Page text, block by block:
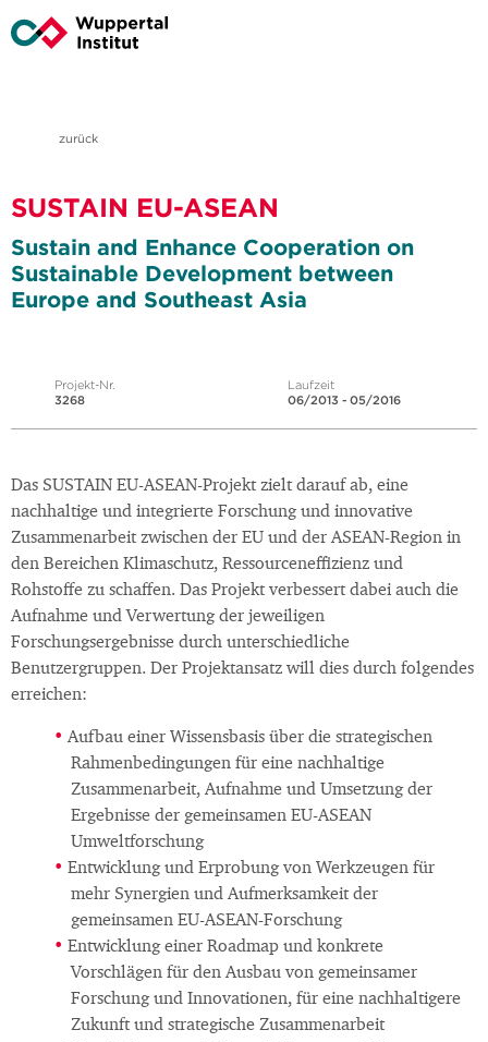
zurück
SUSTAIN EU-ASEAN
Sustain and Enhance Cooperation on
Sustainable Development between
Europe and Southeast Asia
Projekt-Nr.
3268
Laufzeit
06/2013 - 05/2016
Das SUSTAIN EU-ASEAN-Projekt zielt darauf ab, eine
nachhaltige und integrierte Forschung und innovative
Zusammenarbeit zwischen der EU und der ASEAN-Region in
den Bereichen Klimaschutz, Ressourceneffizienz und
Rohstoffe zu schaffen. Das Projekt verbessert dabei auch die
Aufnahme und Verwertung der jeweiligen
Forschungsergebnisse durch unterschiedliche
Benutzergruppen. Der Projektansatz will dies durch folgendes
erreichen:
Aufbau einer Wissensbasis über die strategischen
Rahmenbedingungen für eine nachhaltige
Zusammenarbeit, Aufnahme und Umsetzung der
Ergebnisse der gemeinsamen EU-ASEAN
Umweltforschung
Entwicklung und Erprobung von Werkzeugen für
mehr Synergien und Aufmerksamkeit der
gemeinsamen EU-ASEAN-Forschung
Entwicklung einer Roadmap und konkrete
Vorschlägen für den Ausbau von gemeinsamer
Forschung und Innovationen, für eine nachhaltigere
Zukunft und strategische Zusammenarbeit